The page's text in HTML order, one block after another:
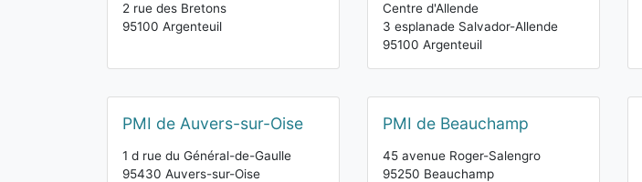
2 rue des Bretons
95100 Argenteuil
Centre d'Allende
3 esplanade Salvador-Allende
95100 Argenteuil
PMI de Auvers-sur-Oise
1 d rue du Général-de-Gaulle
95430 Auvers-sur-Oise
PMI de Beauchamp
45 avenue Roger-Salengro
95250 Beauchamp